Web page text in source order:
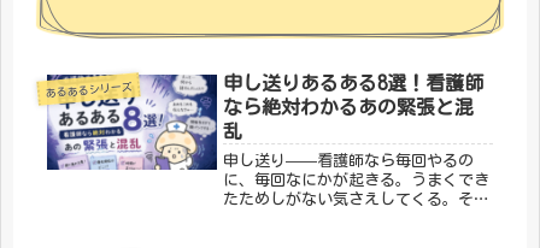
あるあるシリーズ
申し送りあるある8選！看護師
なら絶対わかるあの緊張と混
乱
申し送り——看護師なら毎回やるの
に、毎回なにかが起きる。うまくでき
たためしがない気さえしてくる。そん